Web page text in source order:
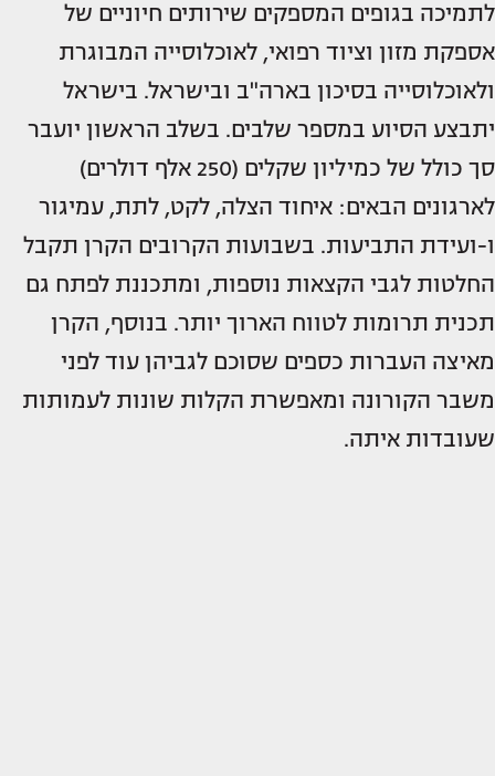
לתמיכה בגופים המספקים שירותים חיוניים של
אספקת מזון וציוד רפואי, לאוכלוסייה המבוגרת
ולאוכלוסייה בסיכון בארה"ב ובישראל. בישראל
יתבצע הסיוע במספר שלבים. בשלב הראשון יועבר
סך כולל של כמיליון שקלים (250 אלף דולרים)
לארגונים הבאים: איחוד הצלה, לקט, לתת, עמיגור
ו-ועידת התביעות. בשבועות הקרובים הקרן תקבל
החלטות לגבי הקצאות נוספות, ומתכננת לפתח גם
תכנית תרומות לטווח הארוך יותר. בנוסף, הקרן
מאיצה העברות כספים שסוכם לגביהן עוד לפני
משבר הקורונה ומאפשרת הקלות שונות לעמותות
שעובדות איתה.